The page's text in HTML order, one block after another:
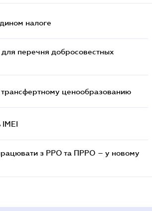
налоге
перечня добросовестных
ценообразованию
з РРО та ПРРО – у новому